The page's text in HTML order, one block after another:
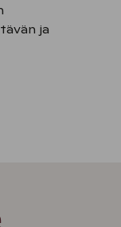
ja